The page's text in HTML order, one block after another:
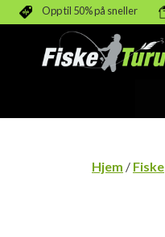
Opp til 50% på sneller
Hjem / Fiske